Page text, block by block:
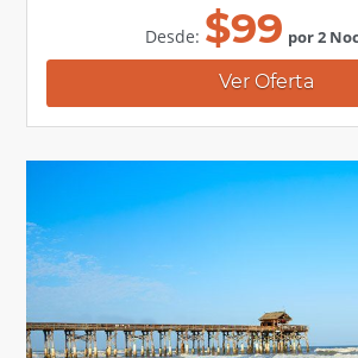
Desde: $99 por 2
Ver Oferta